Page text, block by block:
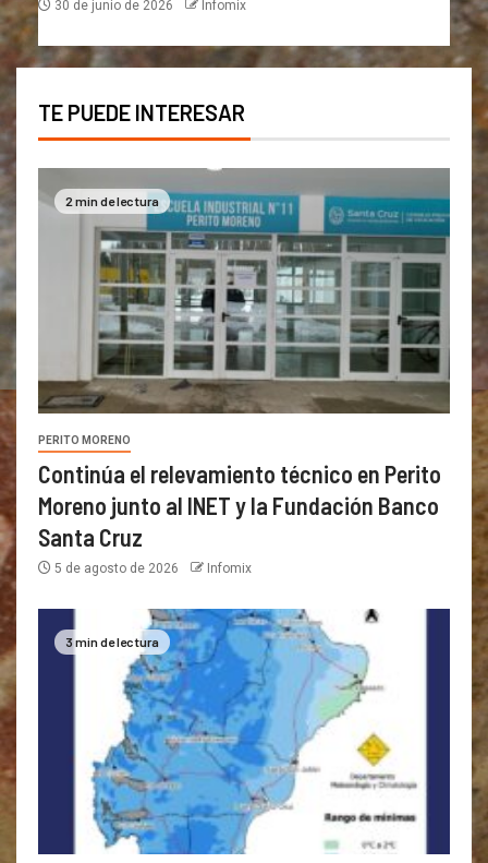
30 de junio de 2026 Infomix
TE PUEDE INTERESAR
2 min de lectura
PERITO MORENO
Continúa el relevamiento técnico en Perito
Moreno junto al INET y la Fundación Banco
Santa Cruz
5 de agosto de 2026 Infomix
3 min de lectura